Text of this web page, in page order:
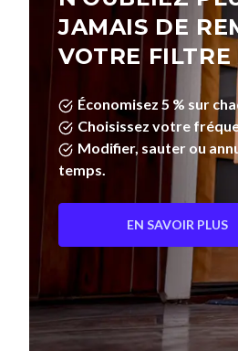
JAMAIS DE
VOTRE
Économisez 5 % sur
Choisissez votre
Modifier, sauter ou
temps.
EN SAVOIR PLUS